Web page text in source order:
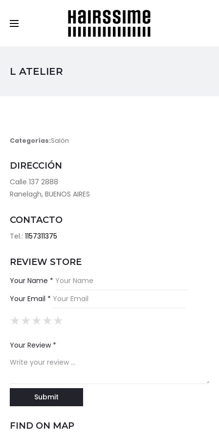
L ATELIER
Categorías:Salón
DIRECCIÓN
Calle 137 2888
Ranelagh, BUENOS AIRES
CONTACTO
Tel.: 1157311375
REVIEW STORE
Your Name *
Your Email *
★
★★
★★★
★★★★
★★★★★
Your Review *
FIND ON MAP